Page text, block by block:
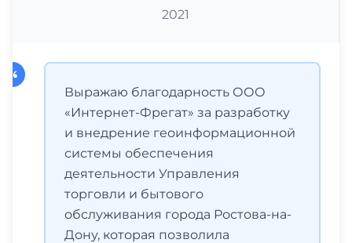
2021
Выражаю благодарность ООО
«Интернет-Фрегат» за разработку
и внедрение геоинформационной
системы обеспечения
деятельности Управления
торговли и бытового
обслуживания города Ростова-на-
Дону, которая позволила